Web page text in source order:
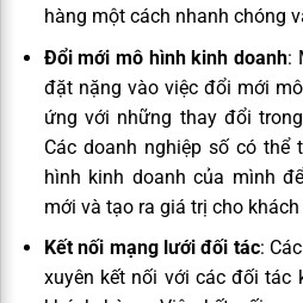
hàng một cách nhanh chóng
Đổi mới mô hình kinh doanh:
đặt nặng vào việc đổi mới
ứng với những thay đổi
Các doanh nghiệp số có
hình kinh doanh của mình
mới và tạo ra giá trị cho khách
Kết nối mạng lưới đối tác:
xuyên kết nối với các đối tác